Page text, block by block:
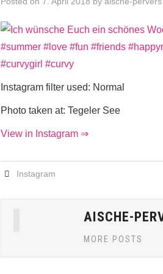
Instagram filter used: Normal
Photo taken at: Tegeler See
View in Instagram ⇒
Instagram
AISCHE-
MORE POSTS